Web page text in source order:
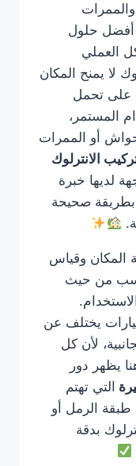
أفضل حلول
العملي
لا يمنح المكان
على تحمل
المستمر،
أو الممرات
الانترلوك
لديها خبرة
بطريقة صحيحة
المكان وقياس
من حيث
يختلف عن
لأن كل
يظهر دور
التي تهتم
الرمل أو
بدقة